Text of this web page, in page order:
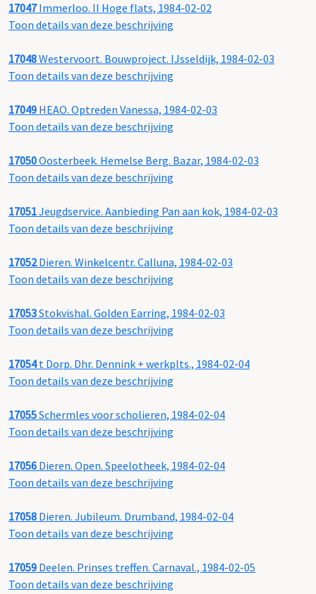
17047Immerloo. II Hoge flats, 1984-02-02
Toon details van deze beschrijving
17048Westervoort. Bouwproject. IJsseldijk, 1984-02-03
Toon details van deze beschrijving
17049 HEAO. Optreden Vanessa, 1984-02-03
Toon details van deze beschrijving
17050Oosterbeek. Hemelse Berg. Bazar, 1984-02-03
Toon details van deze beschrijving
17051Jeugdservice. Aanbieding Pan aan kok, 1984-02-03
Toon details van deze beschrijving
17052Dieren. Winkelcentr. Calluna, 1984-02-03
Toon details van deze beschrijving
17053Stokvishal. Golden Earring, 1984-02-03
Toon details van deze beschrijving
17054t Dorp. Dhr. Dennink + werkplts., 1984-02-04
Toon details van deze beschrijving
17055Schermles voor scholieren, 1984-02-04
Toon details van deze beschrijving
17056 Dieren. Open. Speelotheek, 1984-02-04
Toon details van deze beschrijving
17058 Dieren. Jubileum. Drumband, 1984-02-04
Toon details van deze beschrijving
17059 Deelen. Prinses treffen. Carnaval., 1984-02-05
Toon details van deze beschrijving